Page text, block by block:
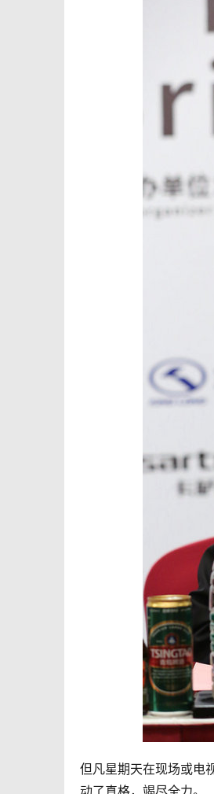
但凡星期天在现场或电
动了真格，竭尽全力。